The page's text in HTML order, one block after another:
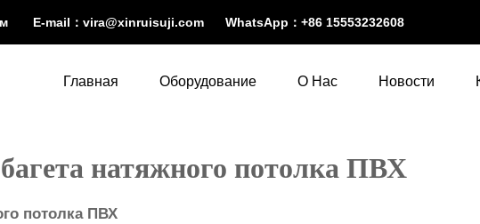
E-mail： vira@xinruisuji.com WhatsApp： +86 15553232608
Главная Оборудование О Нас Новости
натяжного потолка ПВХ
потолка ПВХ